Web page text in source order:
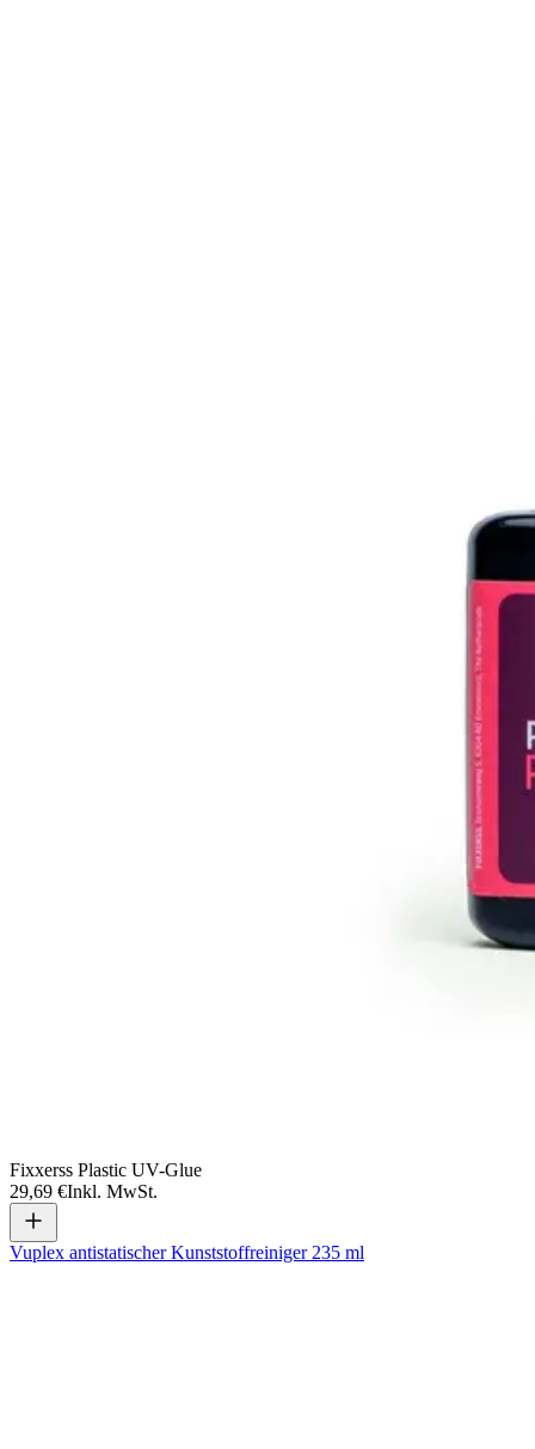
Fixxerss Plastic UV-Glue
29,69 €Inkl. MwSt.
Vuplex antistatischer Kunststoffreiniger 235 ml